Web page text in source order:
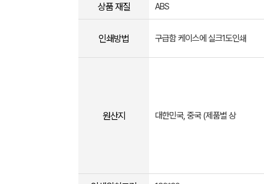
상품 재질 ABS
인쇄방법 구급함 케이스에 실크1도인쇄
원산지 대한민국, 중국 (제품별 상